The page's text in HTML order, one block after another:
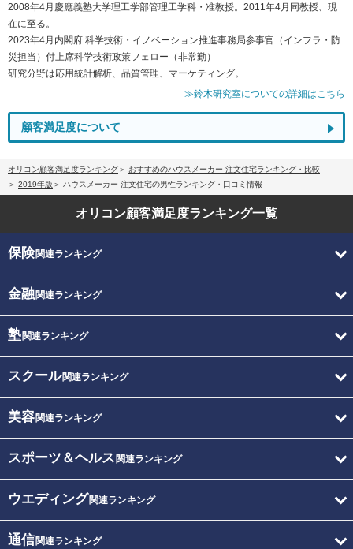
2008年4月慶應義塾大学理工学部管理工学科・准教授。2011年4月同教授、現
在に至る。
2023年4月内閣府 科学技術・イノベーション推進事務局参事官（インフラ・防
災担当）付上席科学技術政策フェロー（非常勤）
研究分野は応用統計解析、品質管理、マーケティング。
≫鈴木研究室についての詳細はこちら
顧客満足度について
オリコン顧客満足度ランキング
おすすめのハウスメーカー 注文住宅ランキング・比較
2019年版
ハウスメーカー 注文住宅の男性ランキング・口コミ情報
オリコン顧客満足度ランキング一覧
保険関連ランキング
金融関連ランキング
塾関連ランキング
スクール関連ランキング
美容関連ランキング
スポーツ＆ヘルス 関連ランキング
ウエディング関連ランキング
通信関連ランキング